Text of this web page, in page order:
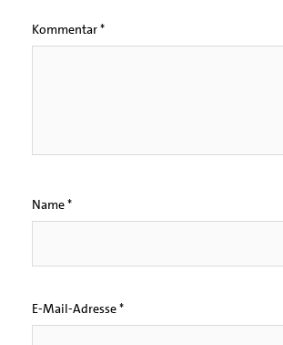
Kommentar*
Name*
E-Mail-Adresse*